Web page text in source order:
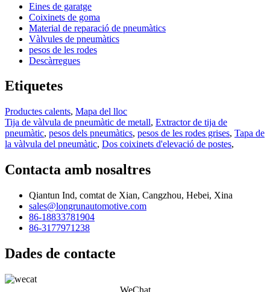
Eines de garatge
Coixinets de goma
Material de reparació de pneumàtics
Vàlvules de pneumàtics
pesos de les rodes
Descàrregues
Etiquetes
Productes calents, Mapa del lloc
Tija de vàlvula de pneumàtic de metall, Extractor de tija de
pneumàtic, pesos dels pneumàtics, pesos de les rodes grises, Tapa de
la vàlvula del pneumàtic, Dos coixinets d'elevació de postes,
Contacta amb nosaltres
Qiantun Ind, comtat de Xian, Cangzhou, Hebei, Xina
sales@longrunautomotive.com
86-18833781904
86-3177971238
Dades de contacte
WeChat